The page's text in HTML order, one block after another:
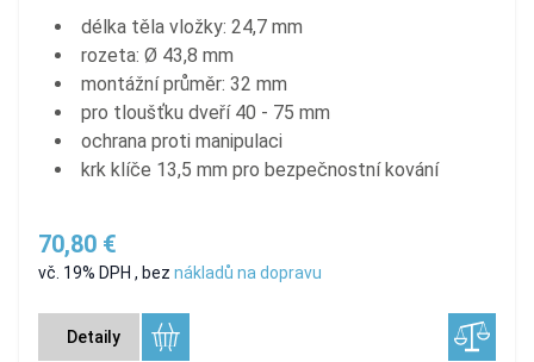
délka těla vložky: 24,7 mm
rozeta: Ø 43,8 mm
montážní průměr: 32 mm
pro tloušťku dveří 40 - 75 mm
ochrana proti manipulaci
krk klíče 13,5 mm pro bezpečnostní kování
70,80 €
vč. 19% DPH , bez nákladů na dopravu
Detaily